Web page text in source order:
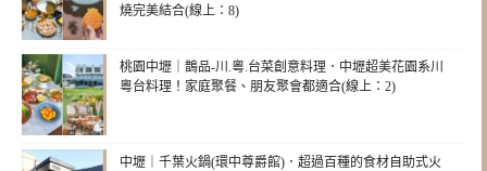
燒完美結合(線上：8)
桃園中壢｜鵲品-川.粵.台菜創意料理．中壢超美花園系川
粵台料理！家庭聚餐、朋友聚會都適合(線上：2)
中壢｜千葉火鍋(環中尊爵館)．超過百種的食材自助式火